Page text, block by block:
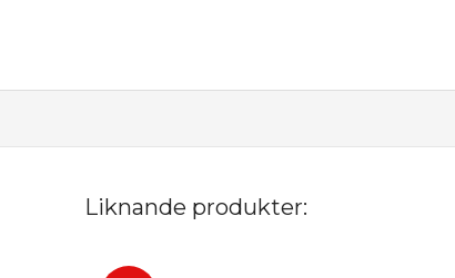
Liknande produkter: